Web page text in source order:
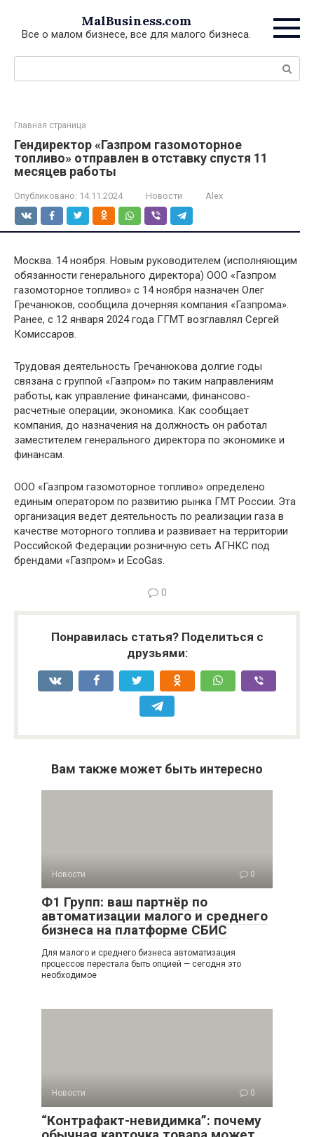
контенту
MalBusiness.com
Все о малом бизнесе, все для малого бизнеса.
Поиск:
Главная страница
Гендиректор «Газпром газомоторное
топливо» отправлен в отставку спустя 11
месяцев работы
Опубликовано: 14.11.2024 Новости Alex
Москва. 14 ноября. Новым руководителем (исполняющим
обязанности генерального директора) ООО «Газпром
газомоторное топливо» с 14 ноября назначен Олег
Гречанюков, сообщила дочерняя компания «Газпрома».
Ранее, с 12 января 2024 года ГГМТ возглавлял Сергей
Комиссаров.
Трудовая деятельность Гречанюкова долгие годы
связана с группой «Газпром» по таким направлениям
работы, как управление финансами, финансово-
расчетные операции, экономика. Как сообщает
компания, до назначения на должность он работал
заместителем генерального директора по экономике и
финансам.
ООО «Газпром газомоторное топливо» определено
единым оператором по развитию рынка ГМТ России. Эта
организация ведет деятельность по реализации газа в
качестве моторного топлива и развивает на территории
Российской Федерации розничную сеть АГНКС под
брендами «Газпром» и EcoGas.
0
Понравилась статья? Поделиться с
друзьями:
Вам также может быть интересно
Новости 0
Ф1 Групп: ваш партнёр по
автоматизации малого и среднего
бизнеса на платформе СБИС
Для малого и среднего бизнеса автоматизация
процессов перестала быть опцией — сегодня это
необходимое
Новости 0
“Контрафакт-невидимка”: почему